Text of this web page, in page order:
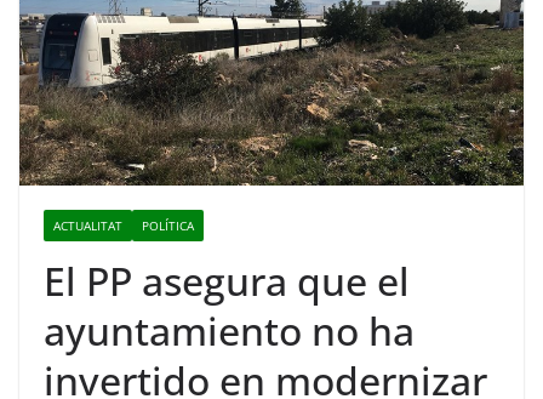
ACTUALITAT POLÍTICA
El PP asegura que el
ayuntamiento no ha
invertido en modernizar